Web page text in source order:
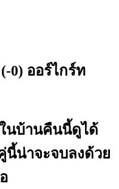
0) ออร์ไกร์ท
นบ้านคืนนี้ดูได้
นี้น่าจะจบลงด้วย